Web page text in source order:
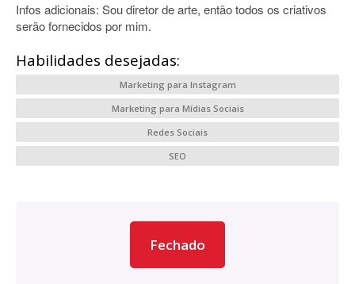
Infos adicionais: Sou diretor de arte, então todos os criativos
serão fornecidos por mim.
Habilidades desejadas:
Marketing para Instagram
Marketing para Mídias Sociais
Redes Sociais
SEO
Fechado